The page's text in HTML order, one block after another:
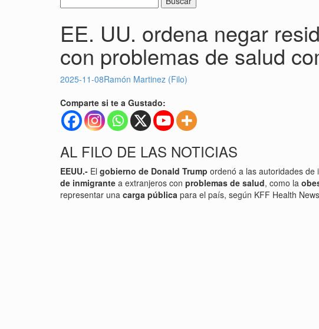
EE. UU. ordena negar
con problemas de salud
2025-11-08Ramón Martinez (Filo)
Comparte si te a Gustado:
AL FILO DE LAS NOTICIAS
EEUU.- El gobierno de Donald Trump ordenó a las autoridades de
de inmigrante a extranjeros con problemas de salud, como la
representar una carga pública para el país, según KFF Health